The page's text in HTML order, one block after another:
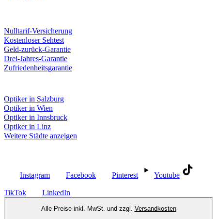
Nulltarif-Versicherung
Kostenloser Sehtest
Geld-zurück-Garantie
Drei-Jahres-Garantie
Zufriedenheitsgarantie
Optiker in Salzburg
Optiker in Wien
Optiker in Innsbruck
Optiker in Linz
Weitere Städte anzeigen
Instagram Facebook Pinterest Youtube
TikTok LinkedIn
Alle Preise inkl. MwSt. und zzgl. Versandkosten